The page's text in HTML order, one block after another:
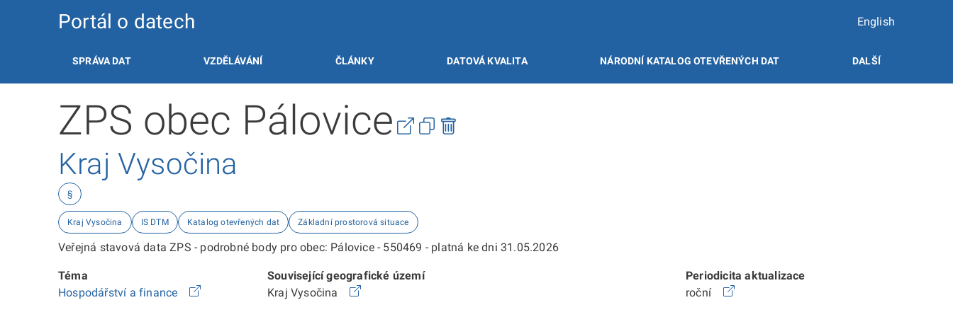
Portál o datech English
SPRÁVA DAT VZDĚLÁVÁNÍ ČLÁNKY DATOVÁ KVALITA NÁRODNÍ KATALOG OTEVŘENÝCH DAT DALŠÍ
ZPS obec Pálovice
Kraj Vysočina
§
Kraj Vysočina IS DTM Katalog otevřených dat Základní prostorová situace
Veřejná stavová data ZPS - podrobné body pro obec: Pálovice - 550469 - platná ke dni 31.05.2026
Téma
Hospodářství a finance
Související geografické území
Kraj Vysočina
Periodicita aktualizace
roční